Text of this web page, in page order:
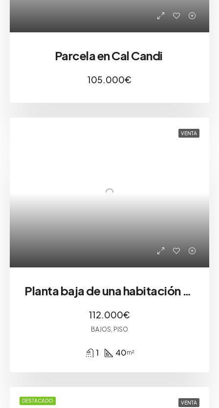
Parcela en Cal Candi
105.000€
VENTA
Planta baja de una habitación en Olesa
112.000€
BAJOS, PISO
1 40m²
DESTACADO VENTA